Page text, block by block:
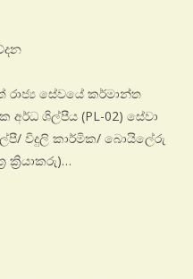
රාජ්‍ය සේවයේ කර්මාන්ත
අර්ධ ශිල්පීය (PL-02) සේවා
විදුලි කාර්මික/ බොයිලේරු
ක්‍රියාකරු)…